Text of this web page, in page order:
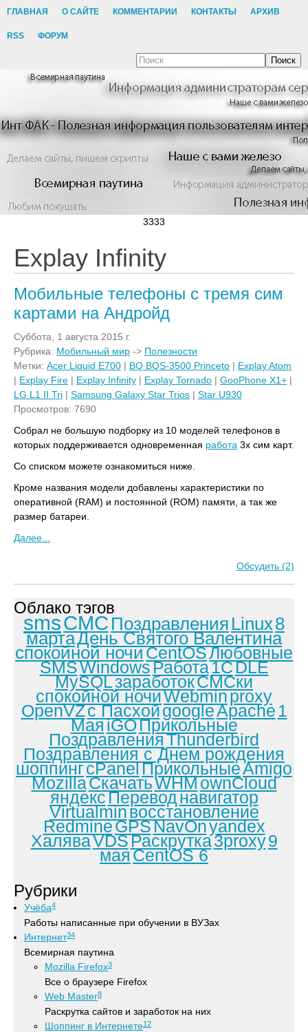
ГЛАВНАЯ О САЙТЕ КОММЕНТАРИИ КОНТАКТЫ АРХИВ
RSS ФОРУМ
Поиск
3333
Explay Infinity
Мобильные телефоны с тремя сим
картами на Андройд
Суббота, 1 августа 2015 г.
Рубрика: Мобильный мир -> Полезности
Метки: Acer Liquid E700 | BQ BQS-3500 Princeto | Explay Atom
| Explay Fire | Explay Infinity | Explay Tornado | GooPhone X1+ |
LG L1 II Tri | Samsung Galaxy Star Trios | Star U930
Просмотров: 7690
Собрал не большую подборку из 10 моделей телефонов в
которых поддерживается одновременная работа 3х сим карт.
Со списком можете ознакомиться ниже.
Кроме названия модели добавлены характеристики по
оперативной (RAM) и постоянной (ROM) памяти, а так же
размер батареи.
Далее...
Обсудить (2)
Облако тэгов
smsСМС Поздравления Linux8
мартаДень Святого Валентина
спокойной ночиCentOSЛюбовные
SMSWindowsРабота1СDLE
MySQLзаработокСМСки
спокойной ночиWebminproxy
OpenVZс ПасхойgoogleApache 1
МаяiGOПрикольные
ПоздравленияThunderbird
Поздравления с Днем рождения
шоппингcPanelПрикольныеAmigo
MozillaСкачатьWHMownCloud
яндексПереводнавигатор
Virtualminвосстановление
RedmineGPSNavOnyandex
ХаляваVDSРаскрутка3proxy9
маяCentOS 6
Рубрики
Учёба4
Работы написанные при обучении в ВУЗах
Интернет34
Всемирная паутина
Mozilla Firefox3
Все о браузере Firefox
Web Master8
Раскрутка сайтов и заработок на них
Шоппинг в Интернете12